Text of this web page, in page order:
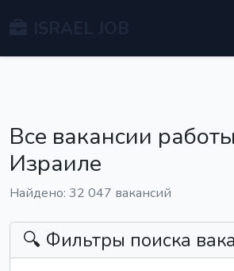
Все вакансии
Израиле
Найдено: 32 047 вакансий
🔍 Фильтры поиска